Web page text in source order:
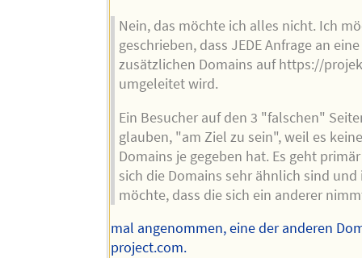
Nein, das möchte ich alles nicht. Ich
geschrieben, dass JEDE Anfrage an
zusätzlichen Domains auf https://
umgeleitet wird.
Ein Besucher auf den 3 "falschen"
glauben, "am Ziel zu sein", weil es
Domains je gegeben hat. Es geht
sich die Domains sehr ähnlich sind und
möchte, dass die sich ein anderer
mal angenommen, eine der anderen
project.com.